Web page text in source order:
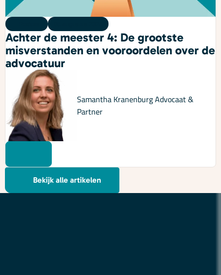
Achter de meester 4: De grootste
misverstanden en vooroordelen over de
advocatuur
Samantha KranenburgAdvocaat &
Partner
Bekijk alle artikelen